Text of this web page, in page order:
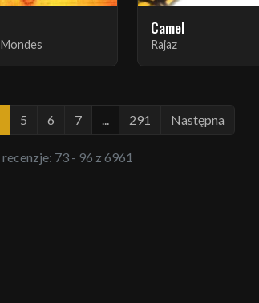
Camel
Rajaz
5 6 7 291 Następna
73 - 96 z 6961